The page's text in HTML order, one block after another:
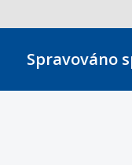
Spravováno